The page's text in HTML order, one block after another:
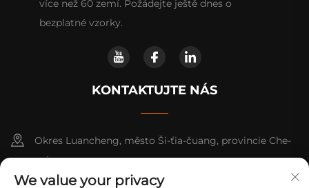
více než 60 zemí. Požádejte ještě dnes o
bezplatné vzorky.
KONTAKTUJTE NÁS
Okres Luancheng, město Ši-ťia-čuang, provincie Che-
pej
We value your privacy